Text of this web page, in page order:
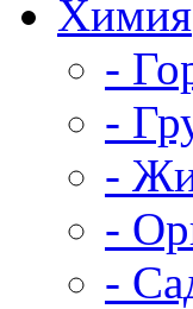
Химия
-
-
-
-
-